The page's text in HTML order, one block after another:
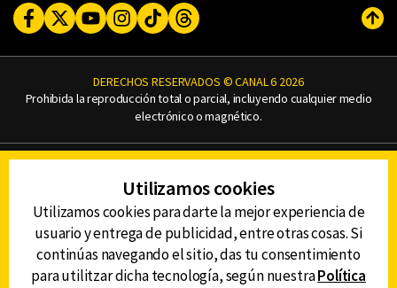
FacebookTwitterYoutubeInstagram
TikTokThreads
DERECHOS RESERVADOS © CANAL 6 2026
Prohibida la reproducción total o parcial, incluyendo cualquier medio
electrónico o magnético.
AVISO DE PRIVACIDAD
DEFENSORÍA DE LAS AUDIENCIAS
Utilizamos cookies
Utilizamos cookies para darte la mejor experiencia de
usuario y entrega de publicidad, entre otras cosas. Si
continúas navegando el sitio, das tu consentimiento
para utilitzar dicha tecnología, según nuestraPolítica